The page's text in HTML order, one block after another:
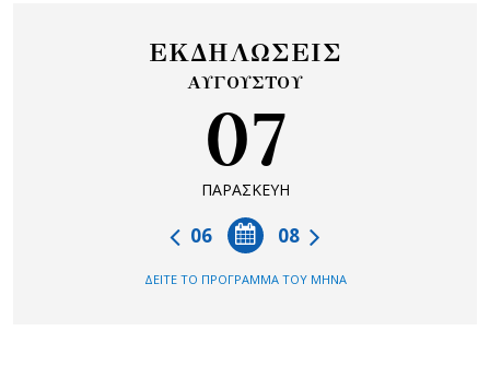
ΕΚΔΗΛΩΣΕΙΣ
ΑΥΓΟΥΣΤΟΥ
07
ΠΑΡΑΣΚΕΥΗ
08
06
ΔΕΙΤΕ ΤΟ ΠΡΟΓΡΑΜΜΑ ΤΟΥ ΜΗΝΑ